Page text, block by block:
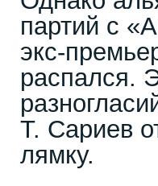
партий с
экс-
распался.
Т. Сариев
лямку.